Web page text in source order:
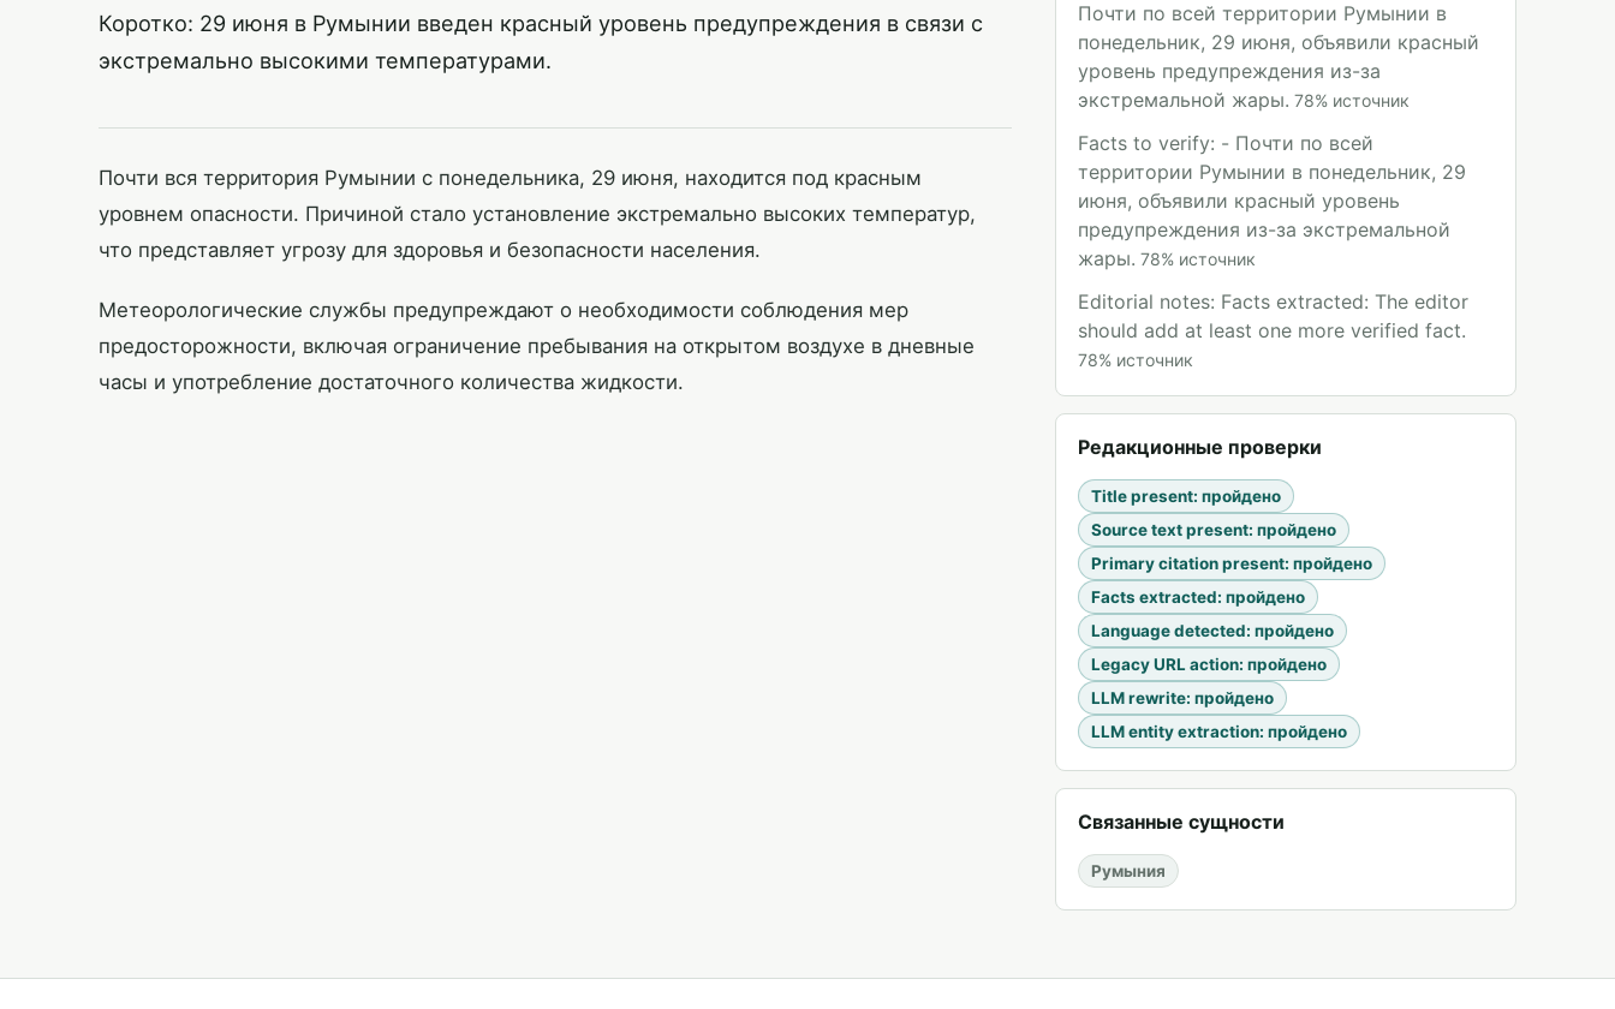
Коротко: 29 июня в Румынии введен красный уровень предупреждения в связи с
экстремально высокими температурами.
Почти вся территория Румынии с понедельника, 29 июня, находится под красным
уровнем опасности. Причиной стало установление экстремально высоких температур,
что представляет угрозу для здоровья и безопасности населения.
Метеорологические службы предупреждают о необходимости соблюдения мер
предосторожности, включая ограничение пребывания на открытом воздухе в дневные
часы и употребление достаточного количества жидкости.
Почти по всей территории Румынии в
понедельник, 29 июня, объявили красный
уровень предупреждения из-за
экстремальной жары. 78% источник
Facts to verify: - Почти по всей
территории Румынии в понедельник, 29
июня, объявили красный уровень
предупреждения из-за экстремальной
жары. 78% источник
Editorial notes: Facts extracted: The editor
should add at least one more verified fact.
78% источник
Редакционные проверки
Title present: пройдено
Source text present: пройдено
Primary citation present: пройдено
Facts extracted: пройдено
Language detected: пройдено
Legacy URL action: пройдено
LLM rewrite: пройдено
LLM entity extraction: пройдено
Связанные сущности
Румыния